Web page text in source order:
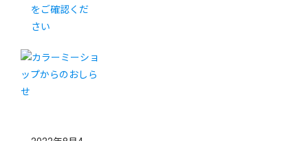
をご確認くだ
さい